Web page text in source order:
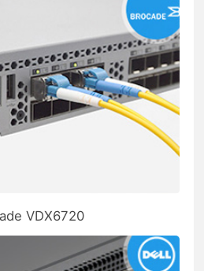
VDX6720